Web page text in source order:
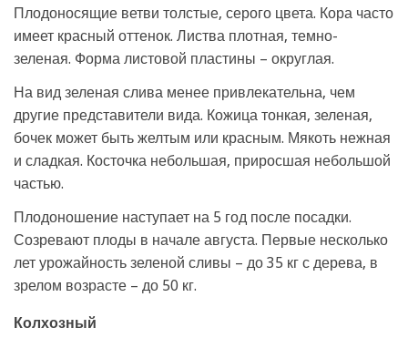
Плодоносящие ветви толстые, серого цвета. Кора часто
имеет красный оттенок. Листва плотная, темно-
зеленая. Форма листовой пластины – округлая.
На вид зеленая слива менее привлекательна, чем
другие представители вида. Кожица тонкая, зеленая,
бочек может быть желтым или красным. Мякоть нежная
и сладкая. Косточка небольшая, приросшая небольшой
частью.
Плодоношение наступает на 5 год после посадки.
Созревают плоды в начале августа. Первые несколько
лет урожайность зеленой сливы – до 35 кг с дерева, в
зрелом возрасте – до 50 кг.
Колхозный